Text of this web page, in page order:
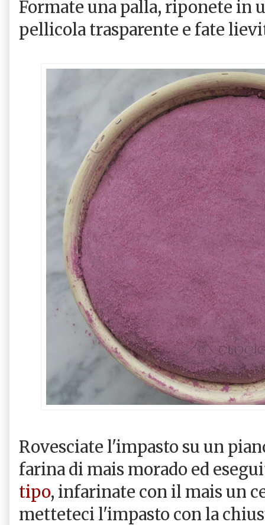
Formate una palla, riponete in
pellicola trasparente e fate
Rovesciate l'impasto su un
farina di mais morado ed
tipo, infarinate con il mais un
metteteci l'impasto con la